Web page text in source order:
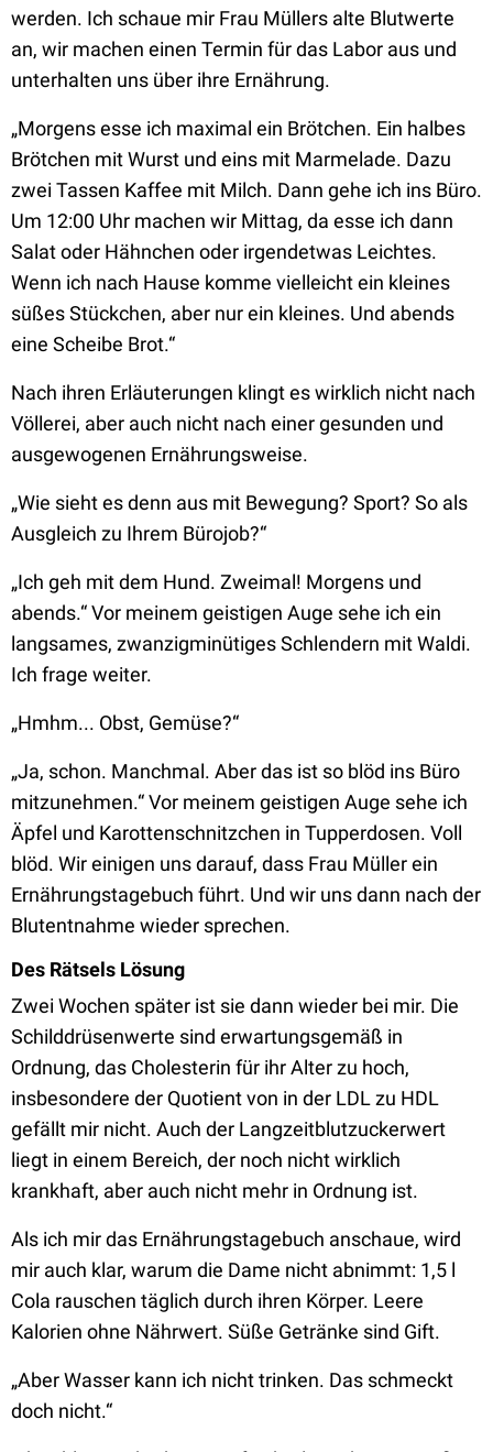
werden. Ich schaue mir Frau Müllers alte Blutwerte
an, wir machen einen Termin für das Labor aus und
unterhalten uns über ihre Ernährung.
„Morgens esse ich maximal ein Brötchen. Ein halbes
Brötchen mit Wurst und eins mit Marmelade. Dazu
zwei Tassen Kaffee mit Milch. Dann gehe ich ins Büro.
Um 12:00 Uhr machen wir Mittag, da esse ich dann
Salat oder Hähnchen oder irgendetwas Leichtes.
Wenn ich nach Hause komme vielleicht ein kleines
süßes Stückchen, aber nur ein kleines. Und abends
eine Scheibe Brot.“
Nach ihren Erläuterungen klingt es wirklich nicht nach
Völlerei, aber auch nicht nach einer gesunden und
ausgewogenen Ernährungsweise.
„Wie sieht es denn aus mit Bewegung? Sport? So als
Ausgleich zu Ihrem Bürojob?“
„Ich geh mit dem Hund. Zweimal! Morgens und
abends.“ Vor meinem geistigen Auge sehe ich ein
langsames, zwanzigminütiges Schlendern mit Waldi.
Ich frage weiter.
„Hmhm... Obst, Gemüse?“
„Ja, schon. Manchmal. Aber das ist so blöd ins Büro
mitzunehmen.“ Vor meinem geistigen Auge sehe ich
Äpfel und Karottenschnitzchen in Tupperdosen. Voll
blöd. Wir einigen uns darauf, dass Frau Müller ein
Ernährungstagebuch führt. Und wir uns dann nach der
Blutentnahme wieder sprechen.
Des Rätsels Lösung
Zwei Wochen später ist sie dann wieder bei mir. Die
Schilddrüsenwerte sind erwartungsgemäß in
Ordnung, das Cholesterin für ihr Alter zu hoch,
insbesondere der Quotient von in der LDL zu HDL
gefällt mir nicht. Auch der Langzeitblutzuckerwert
liegt in einem Bereich, der noch nicht wirklich
krankhaft, aber auch nicht mehr in Ordnung ist.
Als ich mir das Ernährungstagebuch anschaue, wird
mir auch klar, warum die Dame nicht abnimmt: 1,5 l
Cola rauschen täglich durch ihren Körper. Leere
Kalorien ohne Nährwert. Süße Getränke sind Gift.
„Aber Wasser kann ich nicht trinken. Das schmeckt
doch nicht.“